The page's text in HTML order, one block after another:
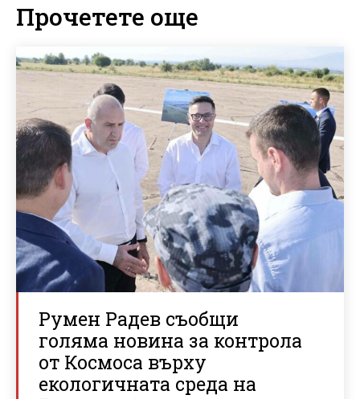
Прочетете още
Румен Радев съобщи
голяма новина за контрола
от Космоса върху
екологичната среда на